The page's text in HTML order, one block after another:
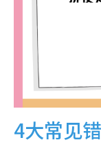
4大常见